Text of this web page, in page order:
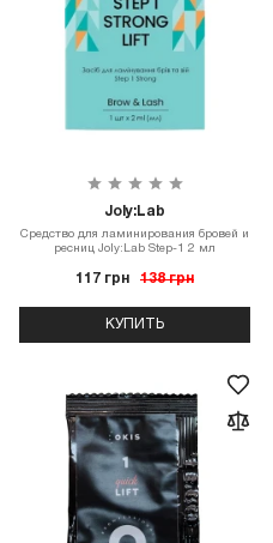
Joly:Lab
Средство для ламинирования бровей и
ресниц Joly:Lab Step-1 2 мл
117 грн 138 грн
КУПИТЬ